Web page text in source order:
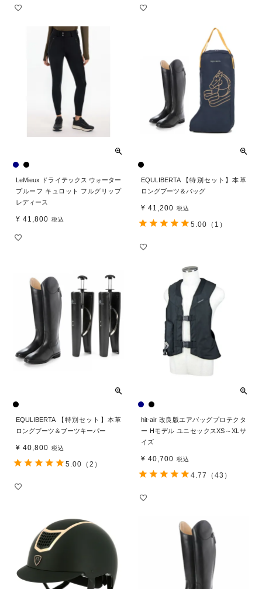
LeMieux ドライテックス ウォーター
プルーフ キュロット フルグリップ
レディース
¥ 41,800 税込
EQULIBERTA 【特別セット】本革
ロングブーツ＆バッグ
¥ 41,200 税込
5.00 （1）
EQULIBERTA 【特別セット】本革
ロングブーツ＆ブーツキーパー
¥ 40,800 税込
5.00 （2）
hit-air 改良版エアバッグプロテクタ
ー Hモデル ユニセックスXS～XLサ
イズ
¥ 40,700 税込
4.77 （43）